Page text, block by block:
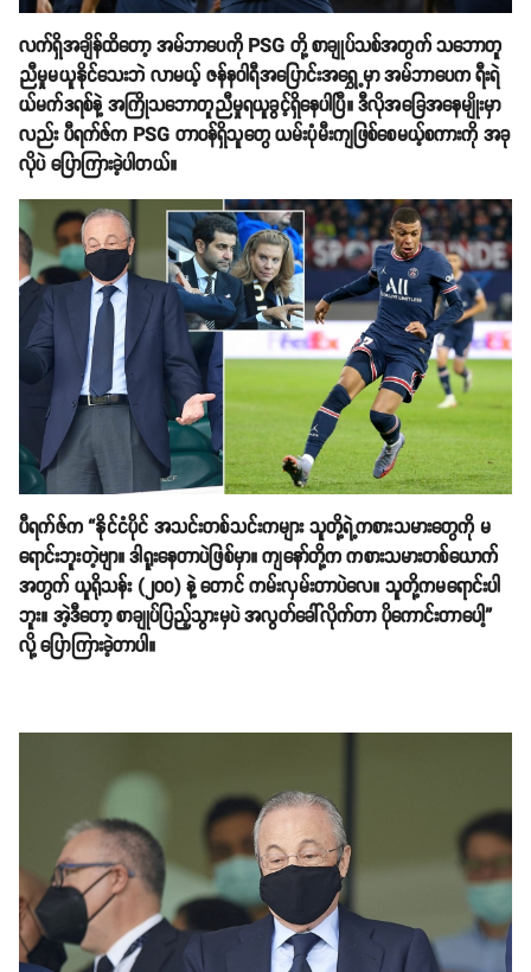
လက်ရှိအချိန်ထိတော့ အမ်ဘာပေကို PSG တို့ စာချုပ်သစ်အတွက် သဘောတူ
ညီမှုမယူနိုင်သေးဘဲ လာမယ့် ဇန်နဝါရီအပြောင်းအရွှေ့မှာ အမ်ဘာပေက ရီးရဲ
ယ်မက်ဒရစ်နဲ့ အကြိုသဘောတူညီမှုရယူခွင့်ရှိနေပါပြီ။ ဒီလိုအခြေအနေမျိုးမှာ
လည်း ပီရက်ဇ်က PSG တာဝန်ရှိသူတွေ ယမ်းပုံမီးကျဖြစ်စေမယ့်စကားကို အခု
လိုပဲ ပြောကြားခဲ့ပါတယ်။
ပီရက်ဇ်က “နိုင်ငံပိုင် အသင်းတစ်သင်းကများ သူတို့ရဲ့ကစားသမားတွေကို မ
ရောင်းဘူးတဲ့ဗျာ။ ဒါရူးနေတာပဲဖြစ်မှာ။ ကျနော်တို့က ကစားသမားတစ်ယောက်
အတွက် ယူရိုသန်း (၂၀၀) နဲ့ တောင် ကမ်းလှမ်းတာပဲလေ။ သူတို့ကမရောင်းပါ
ဘူး။ အဲ့ဒီတော့ စာချုပ်ပြည့်သွားမှပဲ အလွတ်ခေါ်လိုက်တာ ပိုကောင်းတာပေါ့”
လို့ ပြောကြားခဲ့တာပါ။